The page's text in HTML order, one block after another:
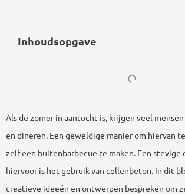
Inhoudsopgave
Als de zomer in aantocht is, krijgen veel
en dineren. Een geweldige manier om hiervan
zelf een buitenbarbecue te maken. Een stevige
hiervoor is het gebruik van cellenbeton. In dit
creatieve ideeën en ontwerpen bespreken om